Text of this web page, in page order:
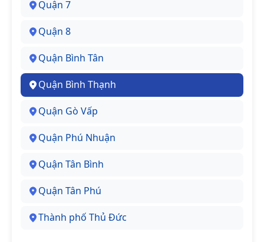
Quận 7
Quận 8
Quận Bình Tân
Quận Bình Thạnh
Quận Gò Vấp
Quận Phú Nhuận
Quận Tân Bình
Quận Tân Phú
Thành phố Thủ Đức